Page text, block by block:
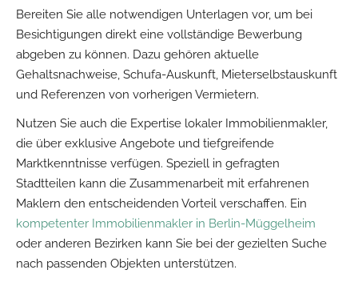
Bereiten Sie alle notwendigen Unterlagen vor, um bei
Besichtigungen direkt eine vollständige Bewerbung
abgeben zu können. Dazu gehören aktuelle
Gehaltsnachweise, Schufa-Auskunft, Mieterselbstauskunft
und Referenzen von vorherigen Vermietern.
Nutzen Sie auch die Expertise lokaler Immobilienmakler,
die über exklusive Angebote und tiefgreifende
Marktkenntnisse verfügen. Speziell in gefragten
Stadtteilen kann die Zusammenarbeit mit erfahrenen
Maklern den entscheidenden Vorteil verschaffen. Ein
kompetenter Immobilienmakler in Berlin-Müggelheim
oder anderen Bezirken kann Sie bei der gezielten Suche
nach passenden Objekten unterstützen.